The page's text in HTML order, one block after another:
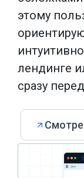
этому
лендинге
сразу